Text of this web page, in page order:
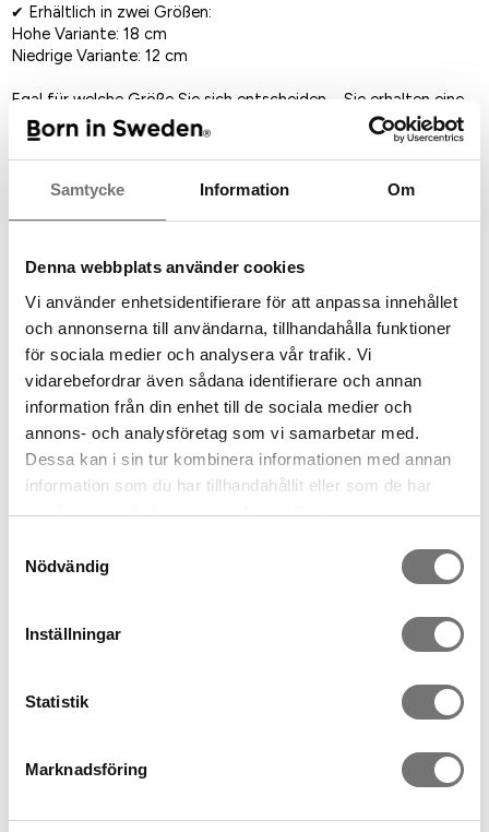
Samtycke Information Om
Denna webbplats använder cookies
Vi använder enhetsidentifierare för att anpassa innehållet
och annonserna till användarna, tillhandahålla funktioner
för sociala medier och analysera vår trafik. Vi
vidarebefordrar även sådana identifierare och annan
information från din enhet till de sociala medier och
annons- och analysföretag som vi samarbetar med.
Dessa kan i sin tur kombinera informationen med annan
information som du har tillhandahållit eller som de har
samlat in när du har använt deras tjänster.
Nödvändig
Inställningar
Statistik
Marknadsföring
✔ Erhältlich in zwei Größen:
Hohe Variante: 18 cm
Niedrige Variante: 12 cm
Egal für welche Größe Sie sich entscheiden – Sie erhalten eine
stilvolle, funktionale und langlebige Gewürzmühle, die das
Kochen noch angenehmer macht!
Entwurf: : Studio So-Lo
Pflegehinweise: Bei Bedarf abwischen.
Als Favorit speichern
Artikelnummer:
Andere haben auch gekauft
Stabil klädhängare i modern